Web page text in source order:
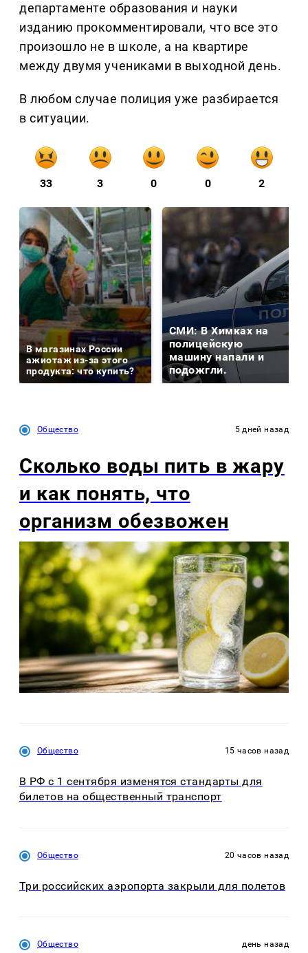
департаменте образования и науки
изданию прокомментировали, что все это
произошло не в школе, а на квартире
между двумя учениками в выходной день.
В любом случае полиция уже разбирается
в ситуации.
33 3 0 0 2
В магазинах России
ажиотаж из-за этого
продукта: что купить?
СМИ: В Химках на
полицейскую
машину напали и
подожгли.
Общество 5 дней назад
Сколько воды пить в жару
и как понять, что
организм обезвожен
Общество 15 часов назад
В РФ с 1 сентября изменятся стандарты для
билетов на общественный транспорт
Общество 20 часов назад
Три российских аэропорта закрыли для полетов
Общество день назад